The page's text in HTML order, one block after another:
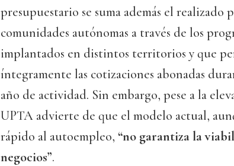
presupuestario se suma además el realizado
comunidades autónomas a través de los
implantados en distintos territorios y que
íntegramente las cotizaciones abonadas
año de actividad. Sin embargo, pese a la
UPTA advierte de que el modelo actual,
rápido al autoempleo, “no garantiza la
negocios”.